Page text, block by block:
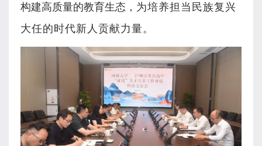
构建高质量的教育生态， 为培养担当民族复兴
大任的时代新人贡献力量。